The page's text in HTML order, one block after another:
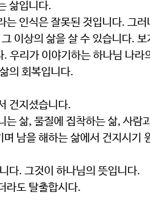
삶입니다.
이상의 삶을 살 수 있습니다.
우리가 이야기하는 하나님 나라
의 회복입니다.
건지셨습니다.
남을 해하는 삶에서 건지시기
다. 그것이 하나님의 뜻입니다.
라도 탈출합시다.